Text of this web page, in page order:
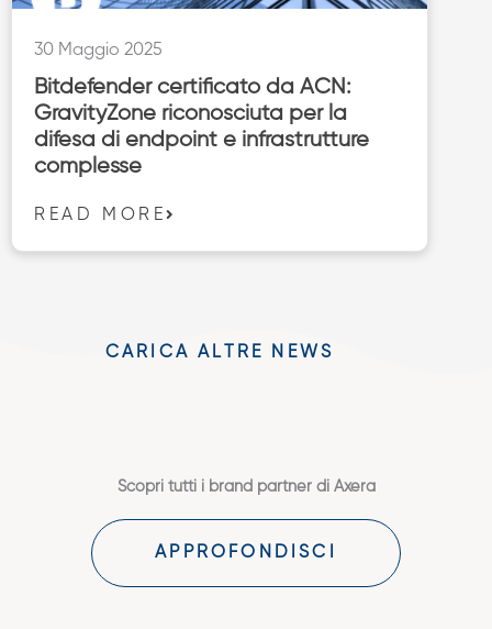
30 Maggio 2025
Bitdefender certificato da ACN:
GravityZone riconosciuta per la
difesa di endpoint e infrastrutture
complesse
READ MORE
CARICA ALTRE NEWS
Scopri tutti i brand partner di Axera
APPROFONDISCI